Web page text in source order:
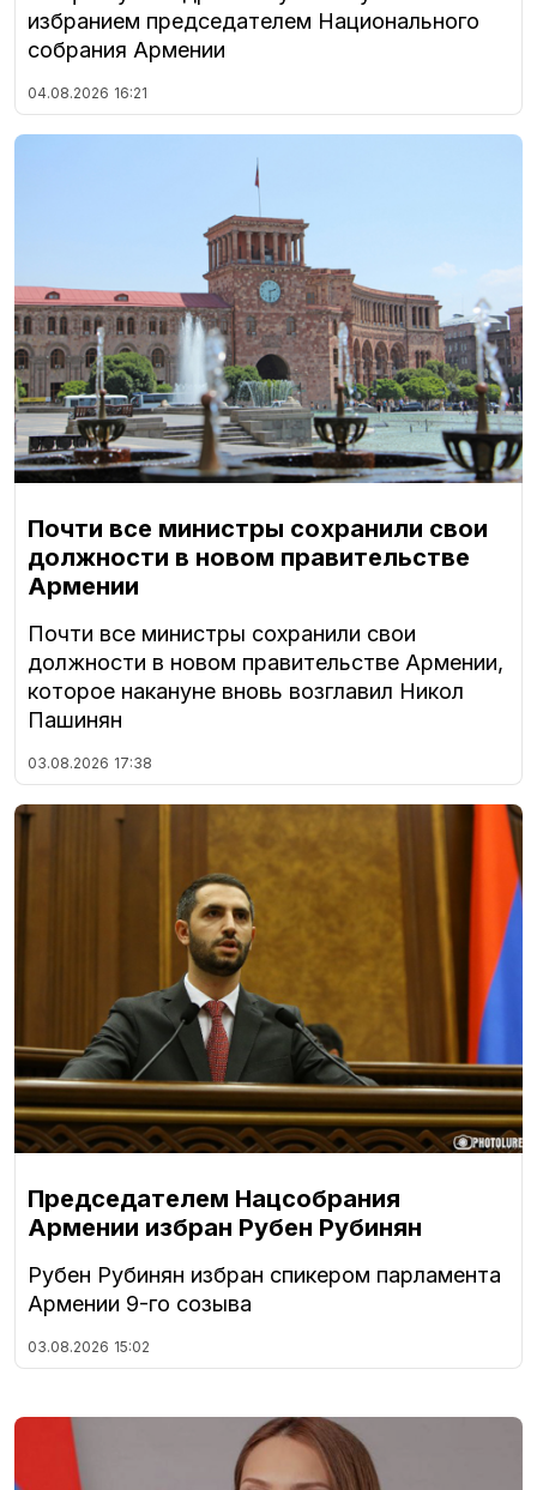
избранием председателем Национального
собрания Армении
04.08.2026 16:21
Почти все министры сохранили свои
должности в новом правительстве
Армении
Почти все министры сохранили свои
должности в новом правительстве Армении,
которое накануне вновь возглавил Никол
Пашинян
03.08.2026 17:38
Председателем Нацсобрания
Армении избран Рубен Рубинян
Рубен Рубинян избран спикером парламента
Армении 9-го созыва
03.08.2026 15:02